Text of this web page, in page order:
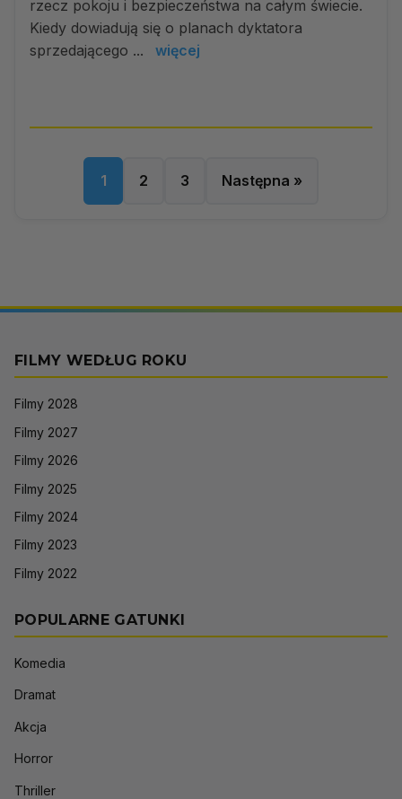
rzecz pokoju i bezpieczeństwa na całym świecie.
Kiedy dowiadują się o planach dyktatora
sprzedającego ...
więcej
1 2 3 Następna »
FILMY WEDŁUG ROKU
Filmy 2028
Filmy 2027
Filmy 2026
Filmy 2025
Filmy 2024
Filmy 2023
Filmy 2022
POPULARNE GATUNKI
Komedia
Dramat
Akcja
Horror
Thriller